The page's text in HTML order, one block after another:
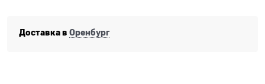
Доставка в Оренбург